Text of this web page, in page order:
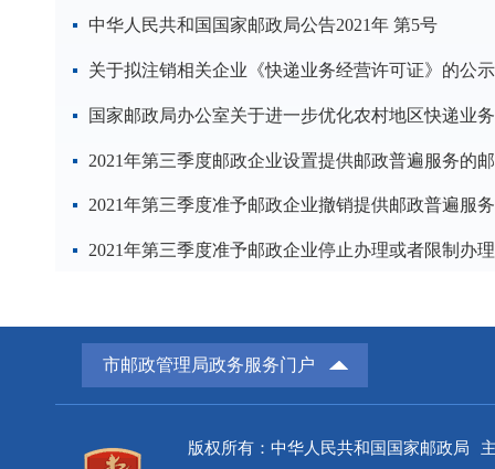
中华人民共和国国家邮政局公告2021年 第5号
关于拟注销相关企业《快递业务经营许可证》的公示
市邮政管理局政务服务门户
版权所有：中华人民共和国国家邮政局